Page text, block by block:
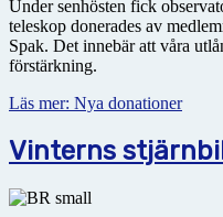
Under senhösten fick
teleskop donerades av
Spak. Det innebär att våra
förstärkning.
Läs mer: Nya donationer
Vinterns